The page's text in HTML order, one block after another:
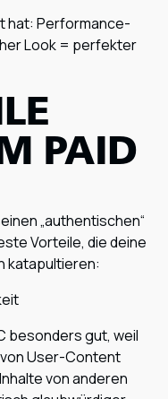
hat: Performance-
Look = perfekter
PAID
„authentischen“
Vorteile, die deine
katapultieren:
besonders gut, weil
User-Content
von anderen